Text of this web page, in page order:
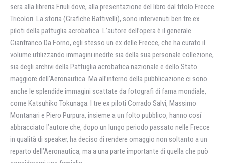
sera alla libreria Friuli dove, alla presentazione del libro dal titolo Frecce
Tricolori. La storia (Grafiche Battivelli), sono intervenuti ben tre ex
piloti della pattuglia acrobatica. L’autore dell’opera è il generale
Gianfranco Da Forno, egli stesso un ex delle Frecce, che ha curato il
volume utilizzando immagini inedite sia della sua personale collezione,
sia degli archivi della Pattuglia acrobatica nazionale e dello Stato
maggiore dell’Aeronautica. Ma all’interno della pubblicazione ci sono
anche le splendide immagini scattate da fotografi di fama mondiale,
come Katsuhiko Tokunaga. I tre ex piloti Corrado Salvi, Massimo
Montanari e Piero Purpura, insieme a un folto pubblico, hanno cosí
abbracciato l’autore che, dopo un lungo periodo passato nelle Frecce
in qualità di speaker, ha deciso di rendere omaggio non soltanto a un
reparto dell’Aeronautica, ma a una parte importante di quella che può